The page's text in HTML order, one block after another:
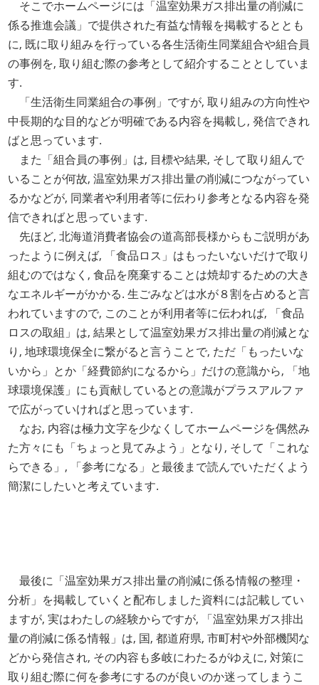
そこでホームページには「温室効果ガス排出量の削減に
係る推進会議」で提供された有益な情報を掲載するととも
に, 既に取り組みを行っている各生活衛生同業組合や組合員
の事例を, 取り組む際の参考として紹介することとしていま
す.
「生活衛生同業組合の事例」ですが, 取り組みの方向性や
中長期的な目的などが明確である内容を掲載し, 発信できれ
ばと思っています.
また「組合員の事例」は, 目標や結果, そして取り組んで
いることが何故, 温室効果ガス排出量の削減につながってい
るかなどが, 同業者や利用者等に伝わり参考となる内容を発
信できればと思っています.
先ほど, 北海道消費者協会の道高部長様からもご説明があ
ったように例えば, 「食品ロス」はもったいないだけで取り
組むのではなく, 食品を廃棄することは焼却するための大き
なエネルギーがかかる. 生ごみなどは水が８割を占めると言
われていますので, このことが利用者等に伝われば, 「食品
ロスの取組」は, 結果として温室効果ガス排出量の削減とな
り, 地球環境保全に繋がると言うことで, ただ「もったいな
いから」とか「経費節約になるから」だけの意識から, 「地
球環境保護」にも貢献しているとの意識がプラスアルファ
で広がっていければと思っています.
なお, 内容は極力文字を少なくしてホームページを偶然み
た方々にも「ちょっと見てみよう」となり, そして「これな
らできる」, 「参考になる」と最後まで読んでいただくよう
簡潔にしたいと考えています.
最後に「温室効果ガス排出量の削減に係る情報の整理・
分析」を掲載していくと配布しました資料には記載してい
ますが, 実はわたしの経験からですが, 「温室効果ガス排出
量の削減に係る情報」は, 国, 都道府県, 市町村や外部機関な
どから発信され, その内容も多岐にわたるがゆえに, 対策に
取り組む際に何を参考にするのが良いのか迷ってしまうこ